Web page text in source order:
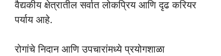
वैद्यकीय क्षेत्रातील सर्वात लोकप्रिय आणि दृढ करियर
पर्याय आहे.
रोगांचे निदान आणि उपचारांमध्ये प्रयोगशाळा